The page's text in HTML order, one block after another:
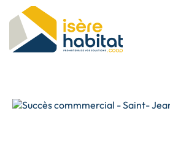
au
contenu
principal